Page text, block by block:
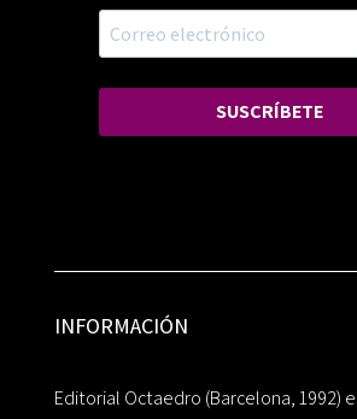
SUSCRÍBETE
INFORMACIÓN
Editorial Octaedro (Barcelona, 1992)